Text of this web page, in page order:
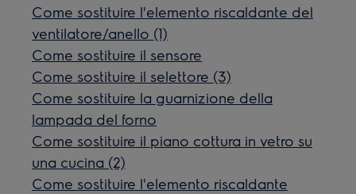
Come sostituire l'elemento riscaldante del
ventilatore/anello (1)
Come sostituire il sensore
Come sostituire il selettore (3)
Come sostituire la guarnizione della
lampada del forno
Come sostituire il piano cottura in vetro su
una cucina (2)
Come sostituire l'elemento riscaldante